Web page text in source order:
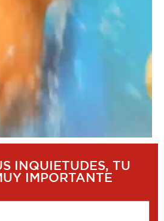
INQUIETUDES, TU
IMPORTANTE